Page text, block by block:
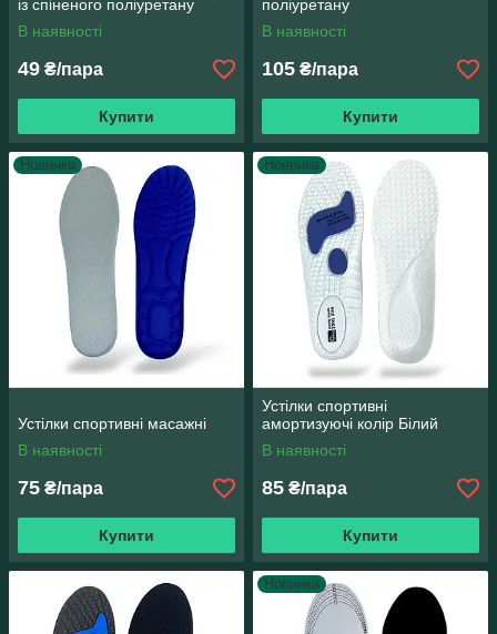
із спіненого поліуретану
В наявності
49 ₴/пара
Купити
поліуретану
В наявності
105 ₴/пара
Купити
Новинка
Устілки спортивні масажні
В наявності
75 ₴/пара
Купити
Новинка
Устілки спортивні
амортизуючі колір Білий
В наявності
85 ₴/пара
Купити
Новинка